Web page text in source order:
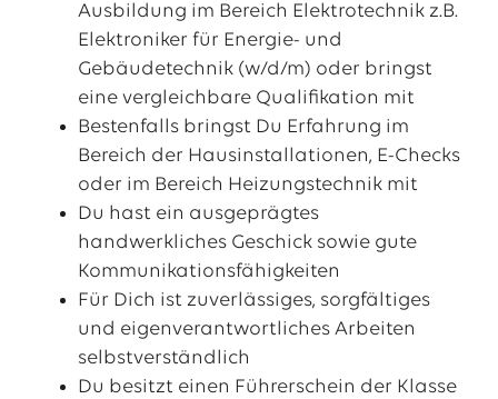
Ausbildung im Bereich Elektrotechnik z.B.
Elektroniker für Energie- und
Gebäudetechnik (w/d/m) oder bringst
eine vergleichbare Qualifikation mit
Bestenfalls bringst Du Erfahrung im
Bereich der Hausinstallationen, E-Checks
oder im Bereich Heizungstechnik mit
Du hast ein ausgeprägtes
handwerkliches Geschick sowie gute
Kommunikationsfähigkeiten
Für Dich ist zuverlässiges, sorgfältiges
und eigenverantwortliches Arbeiten
selbstverständlich
Du besitzt einen Führerschein der Klasse